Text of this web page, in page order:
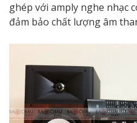
ghép với amply nghe nhạc
đảm bảo chất lượng âm